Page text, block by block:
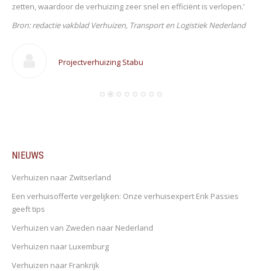
zetten, waardoor de verhuizing zeer snel en efficiënt is verlopen.’
Bron: redactie vakblad Verhuizen, Transport en Logistiek Nederland
Projectverhuizing Stabu
NIEUWS
Verhuizen naar Zwitserland
Een verhuisofferte vergelijken: Onze verhuisexpert Erik Passies
geeft tips
Verhuizen van Zweden naar Nederland
Verhuizen naar Luxemburg
Verhuizen naar Frankrijk